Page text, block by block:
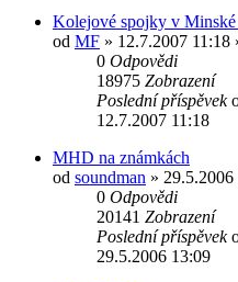
Kolejové spojky v
od MF » 12.7.2007 11:18
0 Odpovědi
18975 Zobrazení
Poslední příspěvek
12.7.2007 11:18
MHD na známkách
od soundman »
0 Odpovědi
20141 Zobrazení
Poslední příspěvek
29.5.2006 13:09